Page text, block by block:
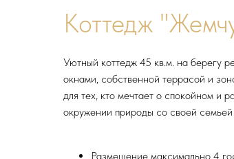
Коттедж
Уютный коттедж 45 кв.м. на берегу
окнами, собственной террасой и
для тех, кто мечтает о спокойном и
окружении природы со своей
Размещение максимально 4